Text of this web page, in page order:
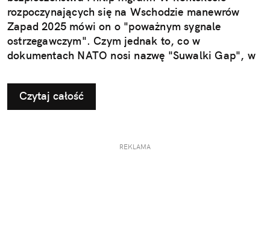
rozpoczynających się na Wschodzie manewrów
Zapad 2025 mówi on o "poważnym sygnale
ostrzegawczym". Czym jednak to, co w
dokumentach NATO nosi nazwę "Suwalki Gap", w
Czytaj całość
REKLAMA